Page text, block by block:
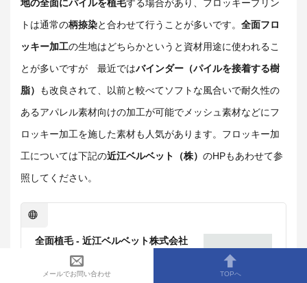
地の全面にパイルを植毛する場合があり、フロッキープリン
トは通常の柄捺染と合わせて行うことが多いです。 全面フロ
ッキー加工の生地はどちらかというと資材用途に使われるこ
とが多いですが 最近ではバインダー（パイルを接着する樹
脂）
も改良されて、以前と較べてソフトな風合いで耐久性の
あるアパレル素材向けの加工が可能でメッシュ素材などにフ
ロッキー加工を施した素材も人気があります。フロッキー加
工については下記の近江ベルベット（株） のHPもあわせて参
照してください。
全面植毛 - 近江ベルベット株式会社
オフィシャルウェブサイト
メールでお問い合わせ TOPへ